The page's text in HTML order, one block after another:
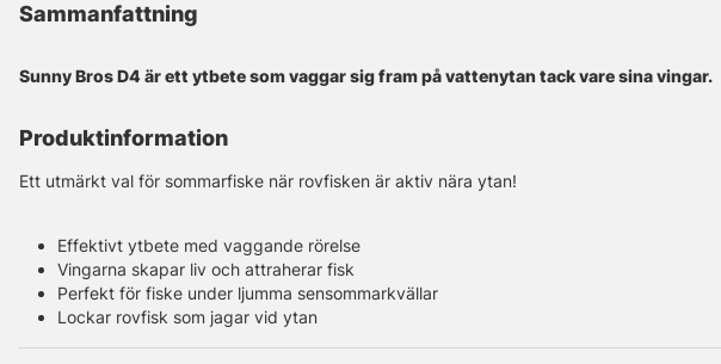
Sammanfattning
Sunny Bros D4 är ett ytbete som vaggar sig fram på vattenytan tack vare sina vingar.
Produktinformation
Ett utmärkt val för sommarfiske när rovfisken är aktiv nära ytan!
Effektivt ytbete med vaggande rörelse
Vingarna skapar liv och attraherar fisk
Perfekt för fiske under ljumma sensommarkvällar
Lockar rovfisk som jagar vid ytan